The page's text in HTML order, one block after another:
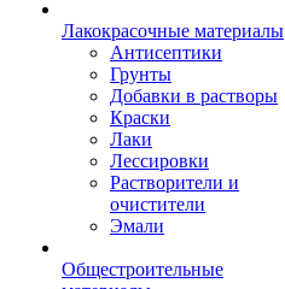
Лакокрасочные материалы
Антисептики
Грунты
Добавки в растворы
Краски
Лаки
Лессировки
Растворители и
очистители
Эмали
Общестроительные